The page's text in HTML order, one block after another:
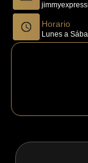
Horario
Lunes a